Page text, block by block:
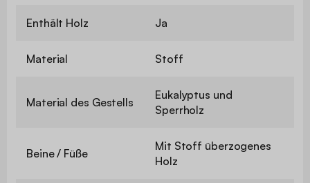
Enthält Holz Ja
Material Stoff
Material des Gestells
Eukalyptus und
Sperrholz
Beine / Füße
Mit Stoff überzogenes
Holz